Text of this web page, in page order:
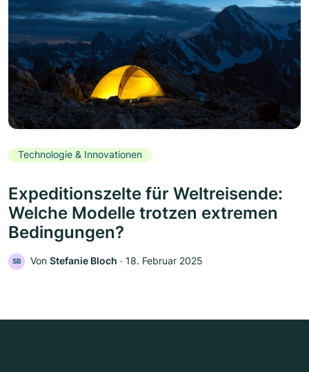
Technologie & Innovationen
Expeditionszelte für Weltreisende:
Welche Modelle trotzen extremen
Bedingungen?
SB Von Stefanie Bloch ‧ 18. Februar 2025